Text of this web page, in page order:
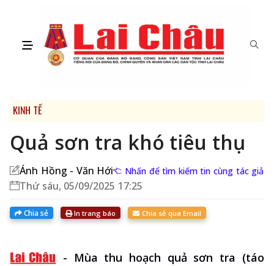
KINH TẾ
Quả sơn tra khó tiêu thụ
Ánh Hồng - Văn Hới Nhấn để tìm kiếm tin cùng tác giả
Thứ sáu, 05/09/2025 17:25
Chia sẻ In trang báo Chia sẻ qua Email
- Mùa thu hoạch quả sơn tra (táo